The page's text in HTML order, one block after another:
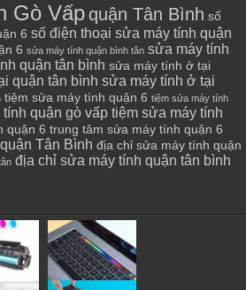
Gò Vấp quận Tân Bình số
6 số điện thoại sửa máy tính quận
6 sửa máy tính quận bình tân sửa máy tính
quận tân bình sửa máy tính ở tại
quận tân bình sửa máy tính ở tại
tiệm sửa máy tính quận 6 tiệm sửa máy tính
quận gò vấp tiệm sửa máy tính
quận 6 trung tâm sửa máy tính quận 6
Tân Bình địa chỉ sửa máy tính quận
địa chỉ sửa máy tính quận tân bình